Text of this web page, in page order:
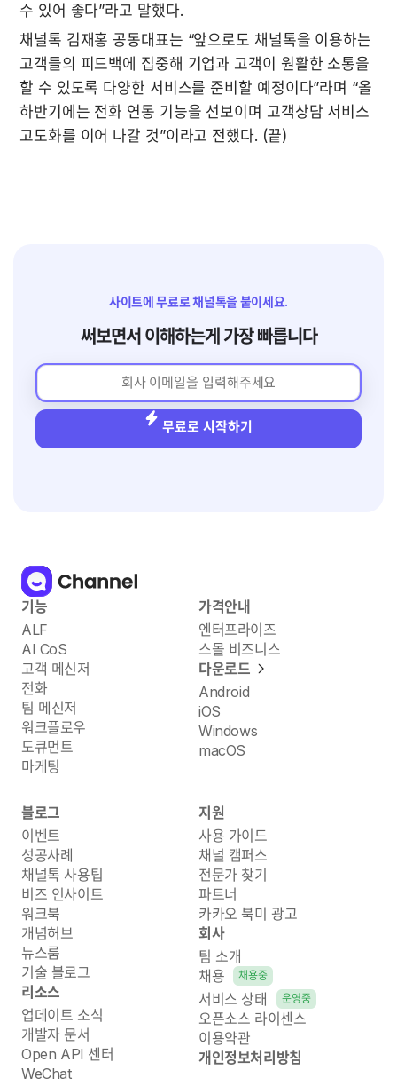
수 있어 좋다”라고 말했다.
채널톡 김재홍 공동대표는 “앞으로도 채널톡을 이용하는
고객들의 피드백에 집중해 기업과 고객이 원활한 소통을
할 수 있도록 다양한 서비스를 준비할 예정이다”라며 “올
하반기에는 전화 연동 기능을 선보이며 고객상담 서비스
고도화를 이어 나갈 것”이라고 전했다. (끝)
사이트에 무료로 채널톡을 붙이세요.
써보면서 이해하는게 가장 빠릅니다
무료로 시작하기
기능
ALF
AI CoS
고객 메신저
전화
팀 메신저
워크플로우
도큐먼트
마케팅
가격안내
엔터프라이즈
스몰 비즈니스
다운로드
Android
iOS
Windows
macOS
블로그
이벤트
성공사례
채널톡 사용팁
비즈 인사이트
워크북
개념허브
뉴스룸
기술 블로그
리소스
업데이트 소식
개발자 문서
Open API 센터
WeChat
지원
사용 가이드
채널 캠퍼스
전문가 찾기
파트너
카카오 북미 광고
회사
팀 소개
채용
채용중
서비스 상태 운영중
오픈소스 라이센스
이용약관
개인정보처리방침